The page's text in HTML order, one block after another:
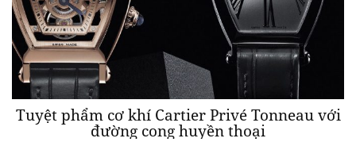
Tuyệt phẩm cơ khí Cartier Privé Tonneau với
đường cong huyền thoại